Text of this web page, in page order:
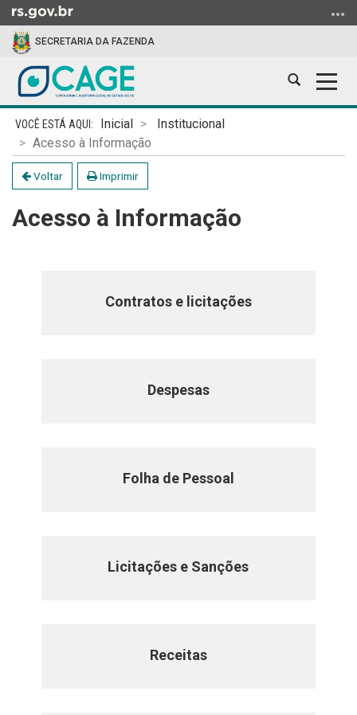
para
conteúdo
para
menu
para
busca
SECRETARIA DA FAZENDA
Abrir
Início
conteúdo
Inicial
Institucional
Acesso à Informação
Voltar Imprimir
Acesso à Informação
Contratos e licitações
Despesas
Folha de Pessoal
Licitações e Sanções
Receitas